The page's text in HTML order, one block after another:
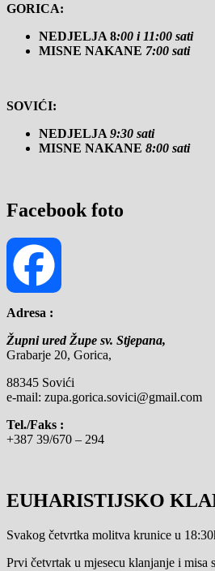
GORICA:
NEDJELJA 8:00 i 11:00 sati
MISNE NAKANE 7:00 sati
SOVIĆI:
NEDJELJA 9:30 sati
MISNE NAKANE 8:00 sati
Facebook foto
Facebook
Adresa :
Župni ured Župe sv. Stjepana,
Grabarje 20, Gorica,
88345 Sovići
e-mail: zupa.gorica.sovici@gmail.com
Tel./Faks :
+387 39/670 – 294
EUHARISTIJSKO
Svakog četvrtka molitva krunice u
Prvi četvrtak u mjesecu klanjanje i misa